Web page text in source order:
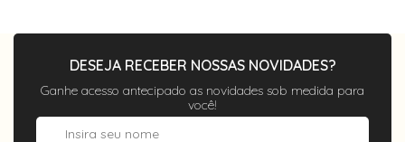
DESEJA RECEBER NOSSAS NOVIDADES?
Ganhe acesso antecipado as novidades sob medida para
você!